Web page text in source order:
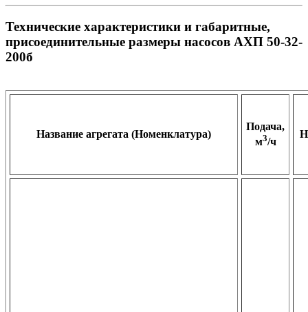
Технические характеристики и габаритные,
присоединительные размеры насосов АХП 50-32-
200б
Название агрегата (Номенклатура)
Подача,
м3/ч